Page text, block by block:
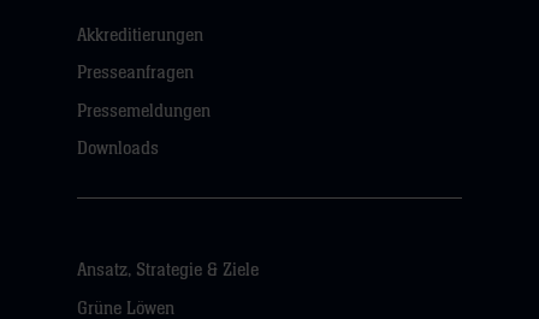
Akkreditierungen
Presseanfragen
Pressemeldungen
Downloads
Ansatz, Strategie & Ziele
Grüne Löwen